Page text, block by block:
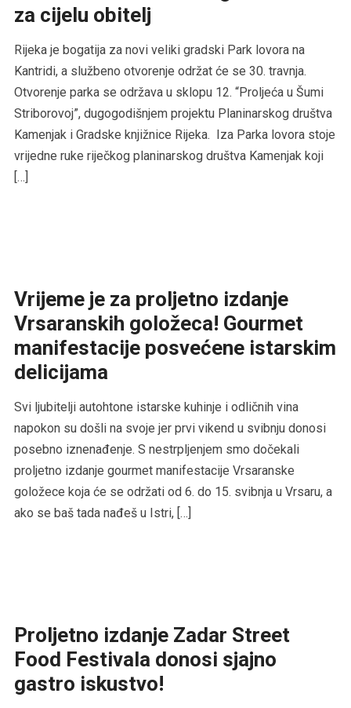
za cijelu obitelj
Rijeka je bogatija za novi veliki gradski Park lovora na
Kantridi, a službeno otvorenje održat će se 30. travnja.
Otvorenje parka se održava u sklopu 12. “Proljeća u Šumi
Striborovoj”, dugogodišnjem projektu Planinarskog društva
Kamenjak i Gradske knjižnice Rijeka. Iza Parka lovora stoje
vrijedne ruke riječkog planinarskog društva Kamenjak koji
[…]
Vrijeme je za proljetno izdanje
Vrsaranskih goložeca! Gourmet
manifestacije posvećene istarskim
delicijama
Svi ljubitelji autohtone istarske kuhinje i odličnih vina
napokon su došli na svoje jer prvi vikend u svibnju donosi
posebno iznenađenje. S nestrpljenjem smo dočekali
proljetno izdanje gourmet manifestacije Vrsaranske
goložece koja će se održati od 6. do 15. svibnja u Vrsaru, a
ako se baš tada nađeš u Istri, […]
Proljetno izdanje Zadar Street
Food Festivala donosi sjajno
gastro iskustvo!